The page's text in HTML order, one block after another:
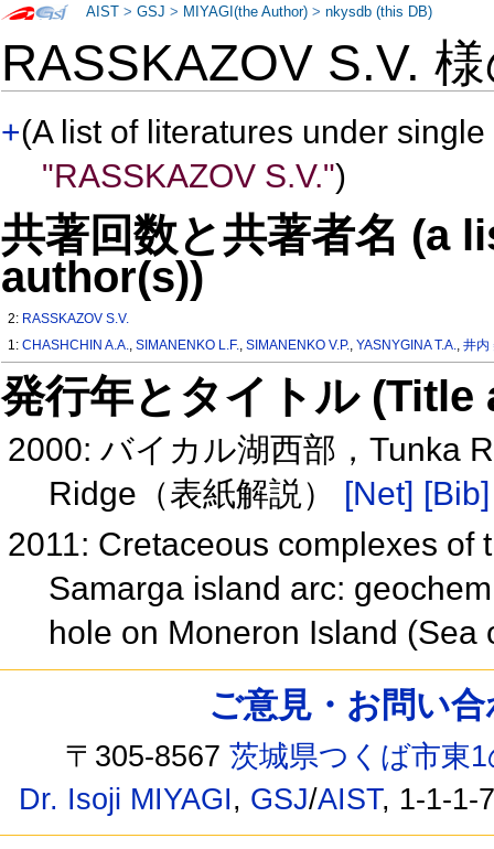
RASSKAZOV S.V.
+(A list of literatures under
"RASSKAZOV S.V.")
共著回数と共著者名 (a
author(s))
2: RASSKAZOV S.V.
1:CHASHCHIN A.A.,SIMANENKO L.F.,SIMANENKO V.P.,YASNYGINA T.A.,井内
発行年とタイトル
2000: バイカル湖西部，Tunka
Ridge（表紙解説） [Net] [Bib]
2011: Cretaceous complexes of
Samarga island arc:
hole on Moneron Island (Sea
AIST >GSJ > MIYAGI(the Author) >nkysdb (this DB)
ご意見・お問い
〒305-8567茨城県つくば市東
Dr. Isoji MIYAGI, GSJ/AIST, 1-1-1-